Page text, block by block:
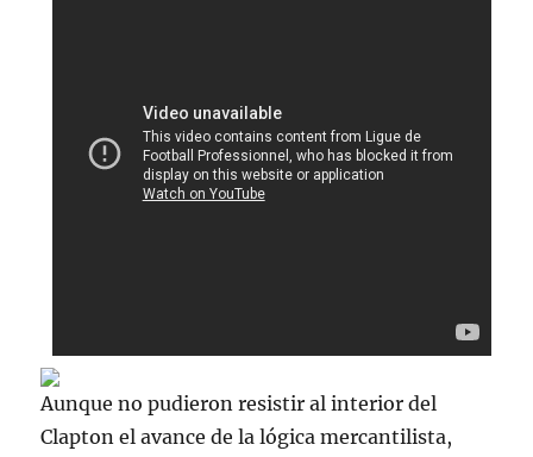
Aunque no pudieron resistir al interior del
Clapton el avance de la lógica mercantilista,